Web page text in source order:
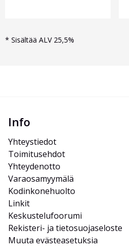
* Sisältää ALV 25,5%
Info
Yhteystiedot
Toimitusehdot
Yhteydenotto
Varaosamyymälä
Kodinkonehuolto
Linkit
Keskustelufoorumi
Rekisteri- ja tietosuojaseloste
Muuta evästeasetuksia